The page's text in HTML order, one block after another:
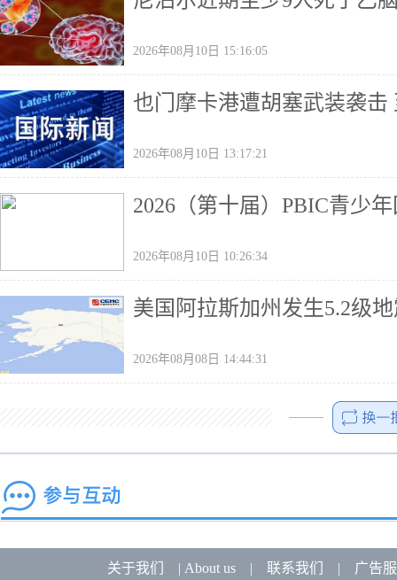
2026年08月10日 15:16:05
也门摩卡港遭胡塞武装袭击
2026年08月10日 13:17:21
2026（第十届）PBIC青少
2026年08月10日 10:26:34
美国阿拉斯加州发生5.2级
2026年08月08日 14:44:31
关于我们 | About us| 联系我们 | 广告